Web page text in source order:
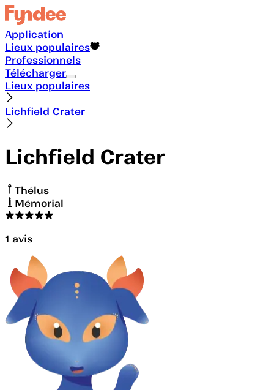
Application
Lieux populaires
Professionnels
Télécharger
Lieux populaires
Lichfield Crater
Lichfield Crater
Thélus
Mémorial
1 avis